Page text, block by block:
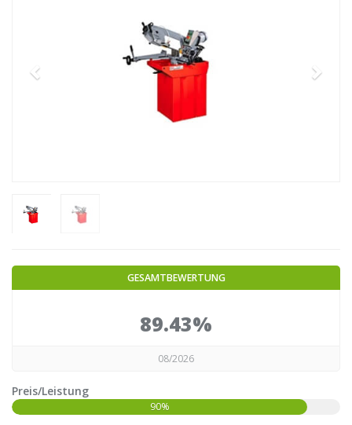
GESAMTBEWERTUNG
89.43%
08/2026
Preis/Leistung
90%